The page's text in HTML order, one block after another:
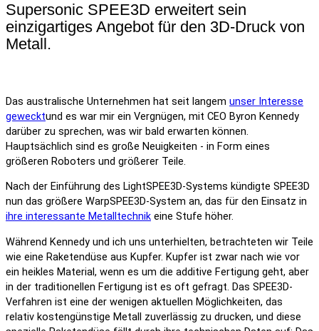
Supersonic SPEE3D erweitert sein
einzigartiges Angebot für den 3D-Druck von
Metall.
Das australische Unternehmen hat seit langem unser Interesse
gewecktund es war mir ein Vergnügen, mit CEO Byron Kennedy
darüber zu sprechen, was wir bald erwarten können.
Hauptsächlich sind es große Neuigkeiten - in Form eines
größeren Roboters und größerer Teile.
Nach der Einführung des LightSPEE3D-Systems kündigte SPEE3D
nun das größere WarpSPEE3D-System an, das für den Einsatz in
ihre interessante Metalltechnik eine Stufe höher.
Während Kennedy und ich uns unterhielten, betrachteten wir Teile
wie eine Raketendüse aus Kupfer. Kupfer ist zwar nach wie vor
ein heikles Material, wenn es um die additive Fertigung geht, aber
in der traditionellen Fertigung ist es oft gefragt. Das SPEE3D-
Verfahren ist eine der wenigen aktuellen Möglichkeiten, das
relativ kostengünstige Metall zuverlässig zu drucken, und diese